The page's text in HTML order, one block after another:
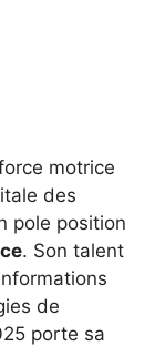
motrice
des
pole position
. Son talent
de
porte sa